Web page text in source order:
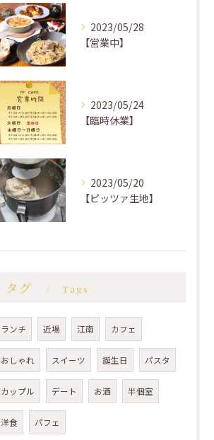
2023/05/28
【営業中】
2023/05/24
【臨時休業】
2023/05/20
【ピッツァ生地】
タグ Tags
ランチ 近場 江南 カフェ
おしゃれ スイーツ 誕生日 パスタ
カップル デート お酒 半個室
洋食 パフェ